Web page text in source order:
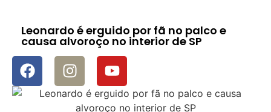
Leonardo é erguido por fã no palco e
causa alvoroço no interior de SP